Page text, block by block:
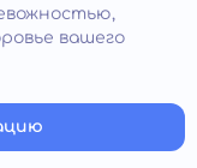
вашего